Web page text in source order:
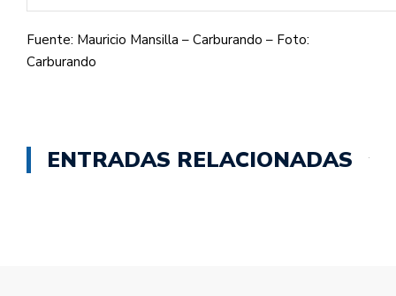
Fuente: Mauricio Mansilla – Carburando – Foto:
Carburando
ENTRADAS RELACIONADAS